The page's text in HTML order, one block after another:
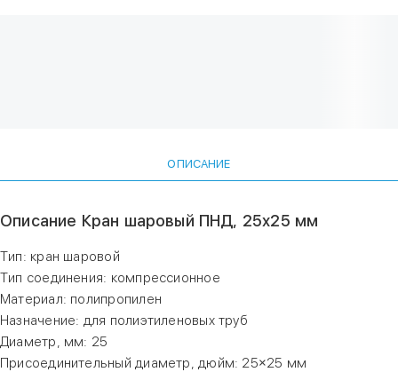
ОПИСАНИЕ
Описание Кран шаровый ПНД, 25х25 мм
Тип: кран шаровой
Тип соединения: компрессионное
Материал: полипропилен
Назначение: для полиэтиленовых труб
Диаметр, мм: 25
Присоединительный диаметр, дюйм: 25×25 мм